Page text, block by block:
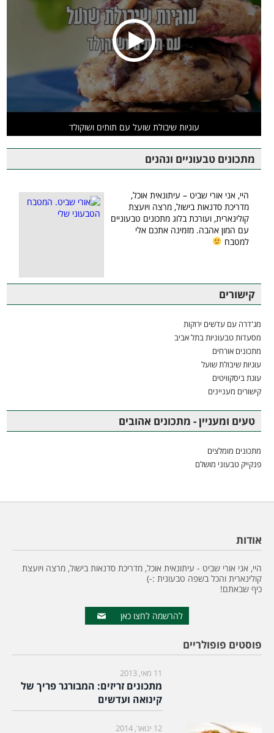
עוגיות שיבולת שועל עם תותים ושוקולד
מתכונים טבעוניים ונהנים
היי, אני אורי שביט – עיתונאית אוכל,
מדריכת סדנאות בישול, מרצה ויועצת
קולינארית, ועורכת בלוג מתכונים טבעוניים
עם המון אהבה. מזמינה אתכם אלי
למטבח
קישורים
מג'דרה עם עדשים ירוקות
מסעדות טבעוניות בתל אביב
מתכונים אורחים
עוגיות שיבולת שועל
עוגת ביסקוויטים
קישורים מעניינים
טעים ומעניין - מתכונים אהובים
מתכונים מומלצים
פנקייק טבעוני מושלם
אודות
היי, אני אורי שביט - עיתונאית אוכל, מדריכת סדנאות בישול, מרצה ויועצת
קולינארית והכל בשפה טבעונית :-)
כיף שבאתם!
להרשמה לחצו כאן
פוסטים פופולריים
11 מאי, 2013
מתכונים זריזים: המבורגר פריך של
קינואה ועדשים
12 ינואר, 2014